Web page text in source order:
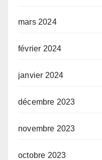
mars 2024
février 2024
janvier 2024
décembre 2023
novembre 2023
octobre 2023